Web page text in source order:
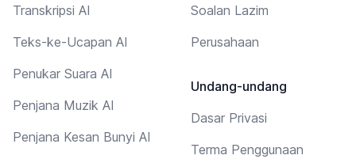
Transkripsi AI
Teks-ke-Ucapan AI
Penukar Suara AI
Penjana Muzik AI
Penjana Kesan Bunyi AI
Soalan Lazim
Perusahaan
Undang-undang
Dasar Privasi
Terma Penggunaan